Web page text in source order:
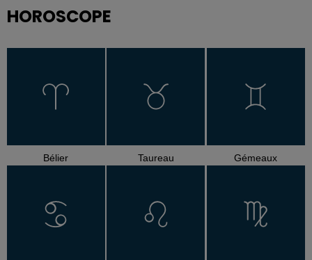
HOROSCOPE
Bélier Taureau Gémeaux